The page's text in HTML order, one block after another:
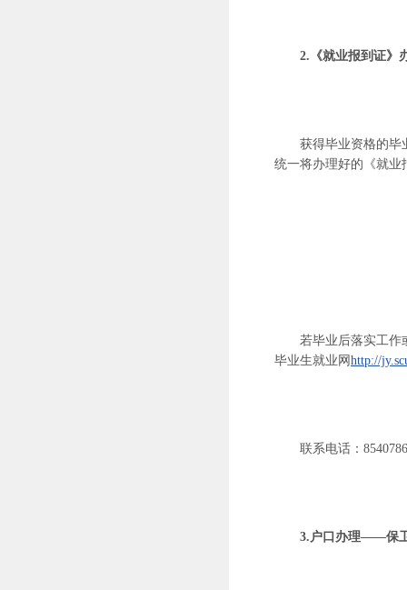
2.《就业报到证
获得毕业资格的毕
统一将办理好的《就业
若毕业后落实工作
毕业生就业网 http://
联系电话：
3.户口办理——保